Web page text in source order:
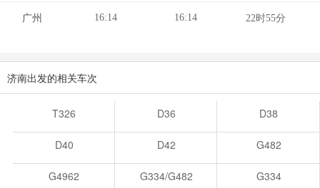
广州 16:14 16:14 22时55分
济南出发的相关车次
T326 D36 D38
D40 D42 G482
G4962 G334/G482 G334